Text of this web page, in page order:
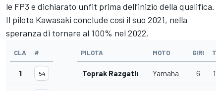
le FP3 e dichiarato unfit prima dell’inizio della qualifica.
Il pilota Kawasaki conclude così il suo 2021, nella
speranza di tornare al 100% nel 2022.
CLA # PILOTA MOTO GIRI
1 54 Toprak RazgatlıoğluYamaha 6